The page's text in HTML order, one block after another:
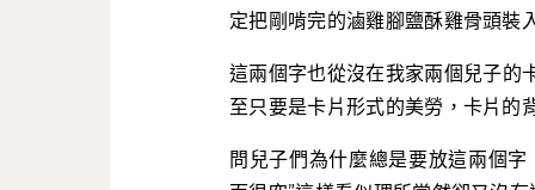
定把剛啃完的滷雞腳鹽酥雞骨頭裝
這兩個字也從沒在我家兩個兒子的
至只要是卡片形式的美勞，卡片
問兒子們為什麼總是要放這兩個